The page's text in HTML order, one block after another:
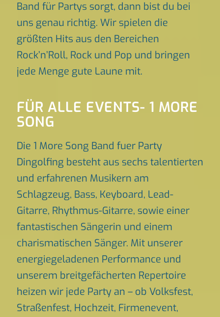
Band für Partys sorgt, dann bist du bei
uns genau richtig. Wir spielen die
größten Hits aus den Bereichen
Rock’n’Roll, Rock und Pop und bringen
jede Menge gute Laune mit.
FÜR ALLE EVENTS- 1 MORE
SONG
Die 1 More Song Band fuer Party
Dingolfing besteht aus sechs talentierten
und erfahrenen Musikern am
Schlagzeug, Bass, Keyboard, Lead-
Gitarre, Rhythmus-Gitarre, sowie einer
fantastischen Sängerin und einem
charismatischen Sänger. Mit unserer
energiegeladenen Performance und
unserem breitgefächerten Repertoire
heizen wir jede Party an – ob Volksfest,
Straßenfest, Hochzeit, Firmenevent,